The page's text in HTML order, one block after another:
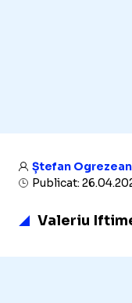
Ștefan
Publicat:
Valeriu